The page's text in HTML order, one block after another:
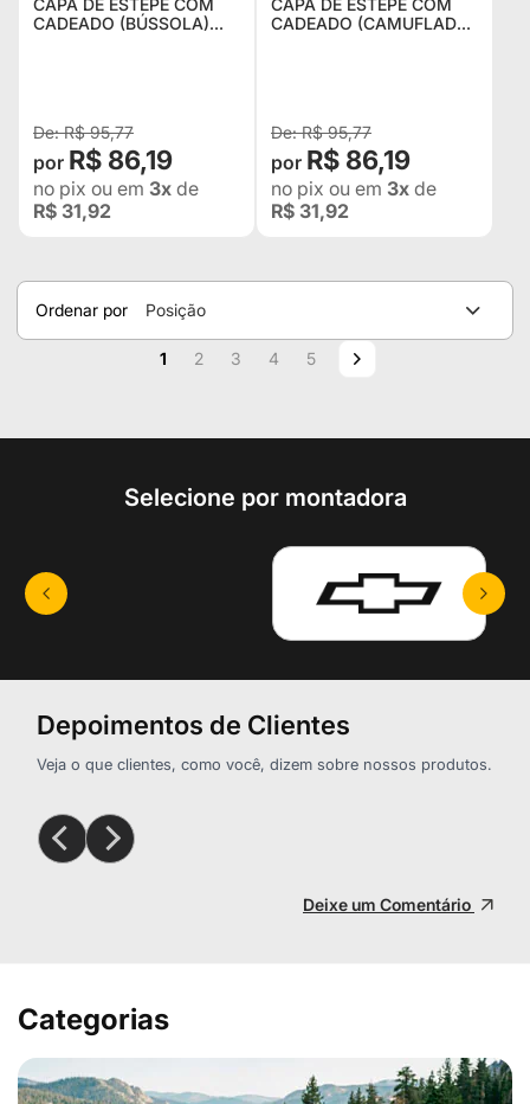
CAPA DE ESTEPE COM
CADEADO (BÚSSOLA)
R$ 95,77
R$ 86,19
no pix ou em 3x de
R$ 31,92
CAPA DE ESTEPE COM
CADEADO (CAMUFLADA)
R$ 95,77
R$ 86,19
no pix ou em 3x de
R$ 31,92
Ordenar por
Posição
Página
Você esta lendo a pagina
1 Página
2 Página
3 Página
4 Página
5 Página
Próximo
Selecione por montadora
Depoimentos de Clientes
Veja o que clientes, como você, dizem sobre nossos produtos.
Deixe um Comentário
Categorias